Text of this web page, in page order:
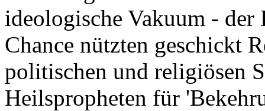
ideologische Vakuum - der
Chance nützten geschickt
politischen und religiösen
Heilspropheten für